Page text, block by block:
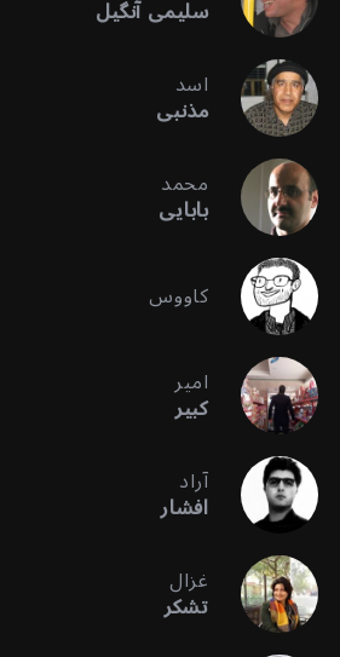
سلیمی آنگیل
اسد
مذنبی
محمد
بابایی
کاووس
امیر
کبیر
آراد
افشار
غزال
تشکر